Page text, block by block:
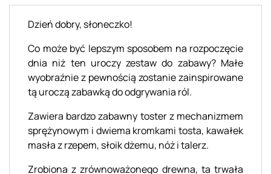
Dzień dobry, słoneczko!
Co może być lepszym sposobem na rozpoczęcie
dnia niż ten uroczy zestaw do zabawy? Małe
wyobraźnie z pewnością zostanie zainspirowane
tą uroczą zabawką do odgrywania ról.
Zawiera bardzo zabawny toster z mechanizmem
sprężynowym i dwiema kromkami tosta, kawałek
masła z rzepem, słoik dżemu, nóż i talerz.
Zrobiona z zrównoważonego drewna, ta trwała